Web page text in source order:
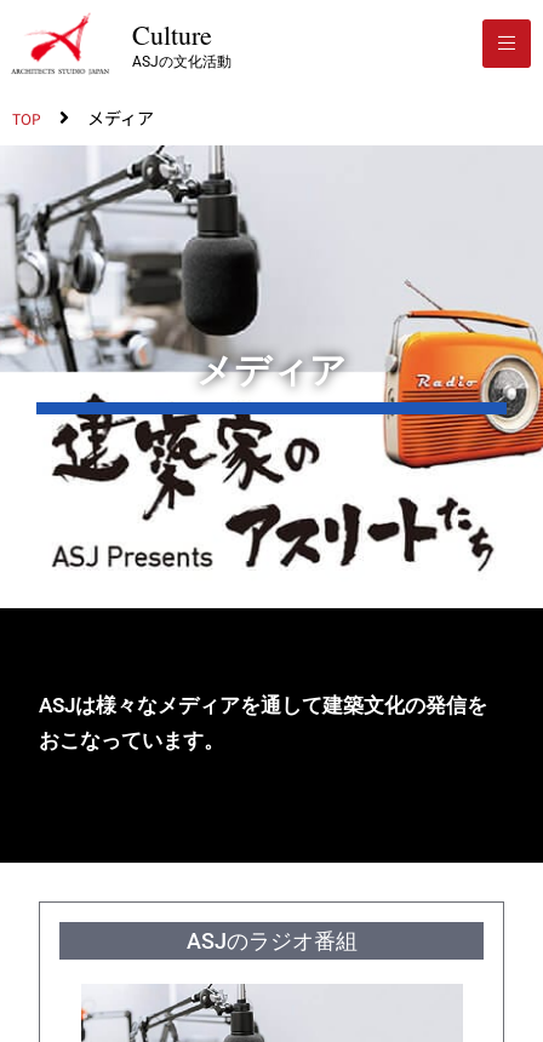
Culture
ASJの文化活動
TOP メディア
メディア
ASJは様々なメディアを通して建築文化の発信を
おこなっています。
ASJのラジオ番組